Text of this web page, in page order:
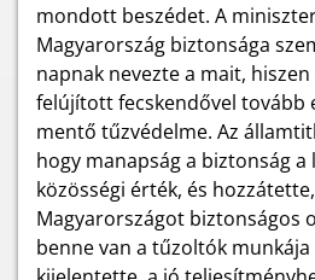
mondott beszédet. A
Magyarország biztonsága
napnak nevezte a mait,
felújított fecskendővel tovább
mentő tűzvédelme. Az
hogy manapság a biztonság
közösségi érték, és
Magyarországot biztonságos
benne van a tűzoltók